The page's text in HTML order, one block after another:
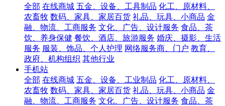
全部 在线商城 五金、设备、工具制品 化工、原材料、
农畜牧 数码、家具、家居百货 礼品、玩具、小商品 金
融、物流、工商服务 文化、广告、设计服务 食品、茶
饮、养身保健 餐饮、酒店、旅游服务 婚庆、摄影、生活
服务 服装、饰品、个人护理 网络服务商、门户 教育、
政府、机构组织 其他行业
手机站
全部 在线商城 五金、设备、工业制品 化工、原材料、
农畜牧 数码、家具、家居百货 礼品、玩具、小商品 金
融、物流、工商服务 文化、广告、设计服务 食品、茶